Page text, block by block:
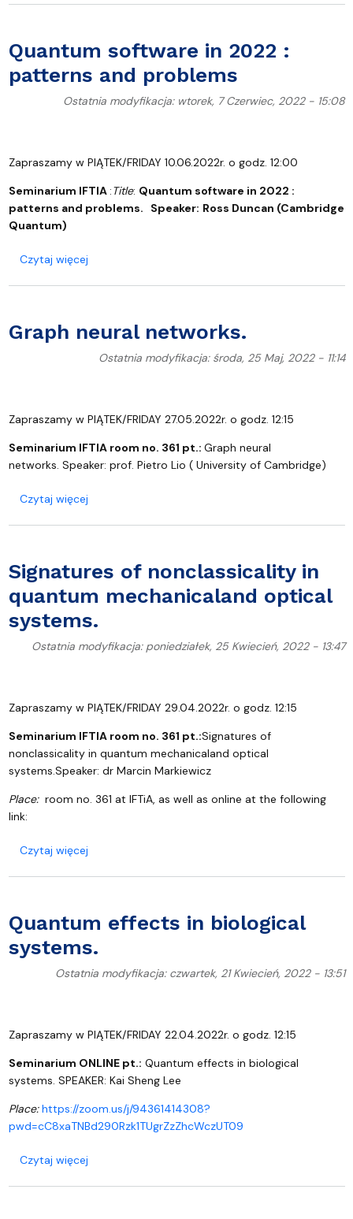
Quantum software in 2022 :
patterns and problems
Ostatnia modyfikacja: wtorek, 7 Czerwiec, 2022 - 15:08
Zapraszamy w PIĄTEK/FRIDAY 10.06.2022r. o godz. 12:00
Seminarium IFTIA :Title: Quantum software in 2022 :
patterns and problems. Speaker: Ross Duncan (Cambridge
Quantum)
Czytaj więcejo Quantum software in 2022 : patterns and
Graph neural networks.
Ostatnia modyfikacja: środa, 25 Maj, 2022 - 11:14
Zapraszamy w PIĄTEK/FRIDAY 27.05.2022r. o godz. 12:15
Seminarium IFTIA room no. 361 pt.: Graph neural
networks. Speaker: prof. Pietro Lio ( University of Cambridge)
Czytaj więcejo Graph neural networks.
Signatures of nonclassicality in
quantum mechanicaland optical
systems.
Ostatnia modyfikacja: poniedziałek, 25 Kwiecień, 2022 - 13:47
Zapraszamy w PIĄTEK/FRIDAY 29.04.2022r. o godz. 12:15
Seminarium IFTIA room no. 361 pt.:Signatures of
nonclassicality in quantum mechanicaland optical
systems. Speaker: dr Marcin Markiewicz
Place: room no. 361 at IFTiA, as well as online at the following
link:
Czytaj więcejo Signatures of nonclassicality in quantum
Quantum effects in biological
systems.
Ostatnia modyfikacja: czwartek, 21 Kwiecień, 2022 - 13:51
Zapraszamy w PIĄTEK/FRIDAY 22.04.2022r. o godz. 12:15
Seminarium ONLINE pt.: Quantum effects in biological
systems. SPEAKER: Kai Sheng Lee
Place:https://zoom.us/j/94361414308?
pwd=cC8xaTNBd290Rzk1TUgrZzZhcWczUT09
Czytaj więcejo Quantum effects in biological systems.